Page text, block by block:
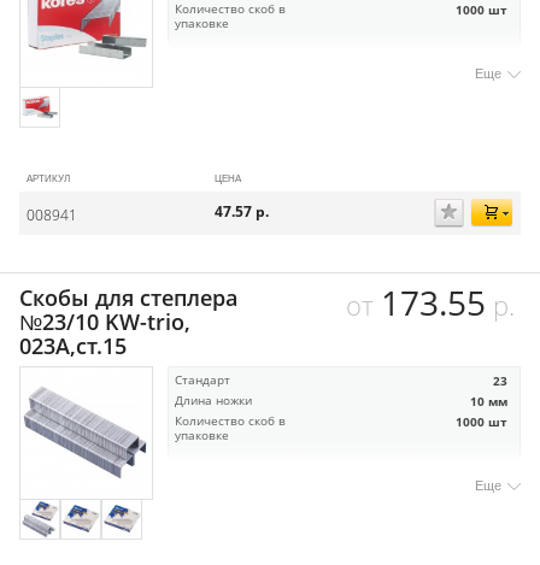
Количество скоб в
упаковке
1000 шт
Еще
АРТИКУЛ ЦЕНА
008941 47.57 р.
Скобы для степлера
№23/10 KW-trio,
023A,ст.15
от 173.55 р.
Стандарт 23
Длина ножки 10 мм
Количество скоб в
упаковке
1000 шт
Еще